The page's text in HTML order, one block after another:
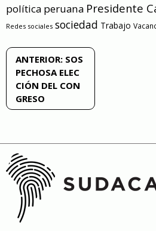
política peruana Presidente
Redes sociales sociedad Trabajo
Navegación
de
entradas
ANTERIOR: SOS
PECHOSA ELEC
CIÓN DEL CON
GRESO